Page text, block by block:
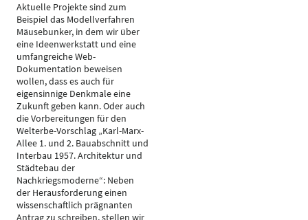
Aktuelle Projekte sind zum
Beispiel das Modellverfahren
Mäusebunker, in dem wir über
eine Ideenwerkstatt und eine
umfangreiche Web-
Dokumentation beweisen
wollen, dass es auch für
eigensinnige Denkmale eine
Zukunft geben kann. Oder auch
die Vorbereitungen für den
Welterbe-Vorschlag „Karl-Marx-
Allee 1. und 2. Bauabschnitt und
Interbau 1957. Architektur und
Städtebau der
Nachkriegsmoderne“: Neben
der Herausforderung einen
wissenschaftlich prägnanten
Antrag zu schreiben, stellen wir